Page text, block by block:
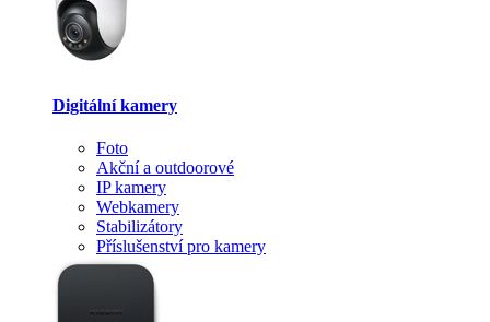
Digitální kamery
Foto
Akční a outdoorové
IP kamery
Webkamery
Stabilizátory
Příslušenství pro kamery